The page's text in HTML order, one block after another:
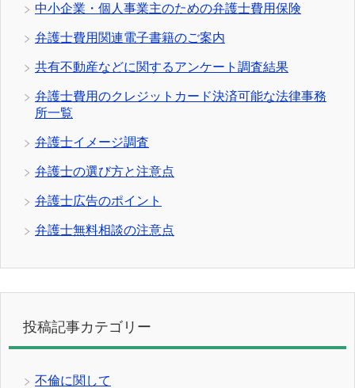
中小企業・個人事業主のための弁護士費用保険
弁護士費用関連電子書籍のご案内
共有不動産などに関するアンケート調査結果
弁護士費用のクレジットカード決済可能な法律事務
所一覧
弁護士イメージ調査
弁護士の選び方と注意点
弁護士広告のポイント
弁護士無料相談の注意点
投稿記事カテゴリー
不倫に関して